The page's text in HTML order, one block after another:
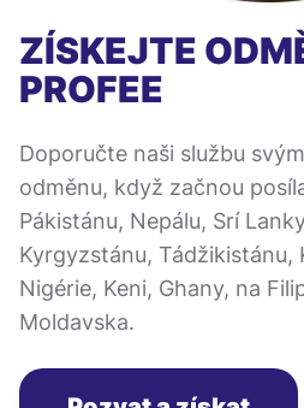
ZÍSKEJTE
PROFEE
Doporučte naši službu
odměnu, když začnou
Pákistánu, Nepálu, Srí
Kyrgyzstánu, Tádžikistánu,
Nigérie, Keni, Ghany, na
Moldavska.